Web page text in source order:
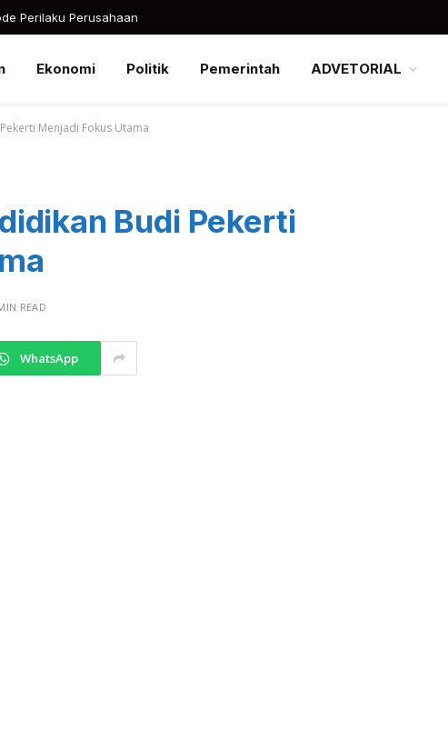
Perilaku Perusahaan
Ekonomi Politik Pemerintah ADVETORIAL
Menjadi Fokus Utama
Budi Pekerti
READ
WhatsApp